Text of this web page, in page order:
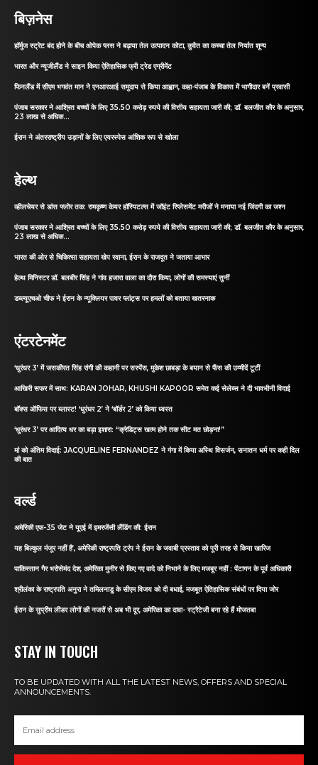
बिज़नेस
हॉर्मुज स्ट्रेट बंद होने के बीच ओपेक प्लस ने बढ़ाया तेल उत्पादन कोटा, कुवैत का कच्चा तेल निर्यात शून्य
भारत और न्यूजीलैंड ने साइन किया ऐतिहासिक फ्री ट्रेड एग्रीमेंट
फिनलैंड में सीएम भगवंत मान ने एनआरआई समुदाय से किया आह्वान, कहा-पंजाब के विकास में भागीदार बनें प्रवासी
पंजाब सरकार ने आश्रित बच्चों के लिए 35.50 करोड़ रुपये की वित्तीय सहायता जारी की; डॉ. बलजीत कौर के अनुसार,
23 लाख से अधिक...
ईरान ने अंतरराष्ट्रीय उड़ानों के लिए एयरस्पेस आंशिक रूप से खोला
हेल्थ
व्हीलचेयर से डांस फ्लोर तक: रामकृष्ण केयर हॉस्पिटल्स में जॉइंट रिप्लेसमेंट मरीजों ने मनाया नई जिंदगी का जश्न
पंजाब सरकार ने आश्रित बच्चों के लिए 35.50 करोड़ रुपये की वित्तीय सहायता जारी की; डॉ. बलजीत कौर के अनुसार,
23 लाख से अधिक...
भारत की ओर से चिकित्सा सहायता खेप रवाना, ईरान के राजदूत ने जताया आभार
हेल्थ मिनिस्टर डॉ. बलबीर सिंह ने गांव हजारा वाला का दौरा किया, लोगों की समस्याएं सुनीं
डब्ल्यूएचओ चीफ ने ईरान के न्यूक्लियर पावर प्लांट्स पर हमलों को बताया खतरनाक
एंटरटेनमेंट
‘धुरंधर 3’ में जसकीरत सिंह रांगी की कहानी पर सस्पेंस, मुकेश छाबड़ा के बयान से फैंस की उम्मीदें टूटीं
आखिरी सफर में साथ: KARAN JOHAR, KHUSHI KAPOOR समेत कई सेलेब्स ने दी भावभीनी विदाई
बॉक्स ऑफिस पर ब्लास्ट! ‘धुरंधर 2’ ने ‘बॉर्डर 2’ को किया ध्वस्त
‘धुरंधर 3’ पर आदित्य धर का बड़ा इशारा: “क्रेडिट्स खत्म होने तक सीट मत छोड़ना!”
मां को अंतिम विदाई: JACQUELINE FERNANDEZ ने गंगा में किया अस्थि विसर्जन, सनातन धर्म पर कही दिल
की बात
वर्ल्ड
अमेरिकी एफ-35 जेट ने यूएई में इमरजेंसी लैंडिंग की: ईरान
यह बिल्कुल मंजूर नहीं है’, अमेरिकी राष्ट्रपति ट्रंप ने ईरान के जवाबी प्रस्ताव को पूरी तरह से किया खारिज
पाकिस्तान गैर भरोसेमंद देश, अमेरिका मुनीर से किए गए वादे को निभाने के लिए मजबूर नहीं : पेंटागन के पूर्व अधिकारी
श्रीलंका के राष्ट्रपति अनुरा ने तमिलनाडु के सीएम विजय को दी बधाई, मजबूत ऐतिहासिक संबंधों पर दिया जोर
ईरान के सुप्रीम लीडर लोगों की नजरों से अब भी दूर, अमेरिका का दावा- स्ट्रैटेजी बना रहे हैं मोजतबा
STAY IN TOUCH
TO BE UPDATED WITH ALL THE LATEST NEWS, OFFERS AND SPECIAL
ANNOUNCEMENTS.